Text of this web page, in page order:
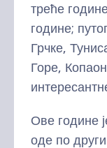
треће
године;
Грчке,
Горе,
Ове године
оде по